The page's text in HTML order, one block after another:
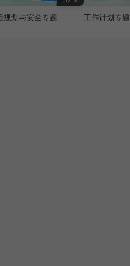
规划与安全专题 工作计划专题